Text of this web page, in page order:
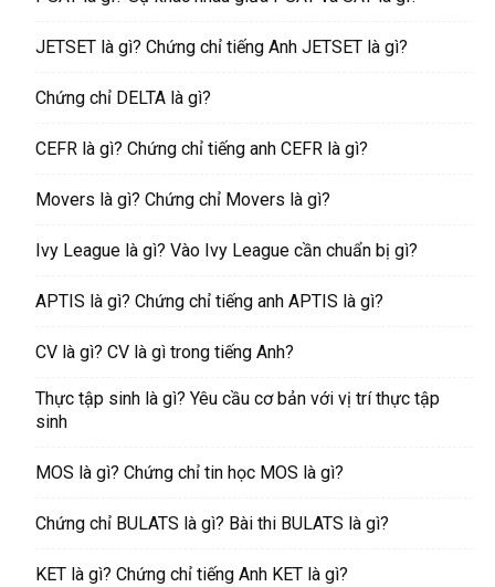
JETSET là gì? Chứng chỉ tiếng Anh JETSET là gì?
Chứng chỉ DELTA là gì?
CEFR là gì? Chứng chỉ tiếng anh CEFR là gì?
Movers là gì? Chứng chỉ Movers là gì?
Ivy League là gì? Vào Ivy League cần chuẩn bị gì?
APTIS là gì? Chứng chỉ tiếng anh APTIS là gì?
CV là gì? CV là gì trong tiếng Anh?
Thực tập sinh là gì? Yêu cầu cơ bản với vị trí thực tập
sinh
MOS là gì? Chứng chỉ tin học MOS là gì?
Chứng chỉ BULATS là gì? Bài thi BULATS là gì?
KET là gì? Chứng chỉ tiếng Anh KET là gì?